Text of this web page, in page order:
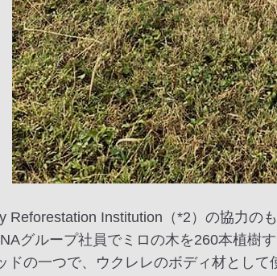
Reforestation Institution（*2）の協力の
グループ社員でミロの木を260本植樹
ドの一つで、ウクレレのボディ材とし